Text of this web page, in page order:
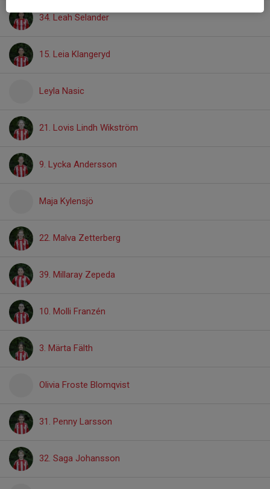
34. Leah Selander
15. Leia Klangeryd
Leyla Nasic
21. Lovis Lindh Wikström
9. Lycka Andersson
Maja Kylensjö
22. Malva Zetterberg
39. Millaray Zepeda
10. Molli Franzén
3. Märta Fälth
Olivia Froste Blomqvist
31. Penny Larsson
32. Saga Johansson